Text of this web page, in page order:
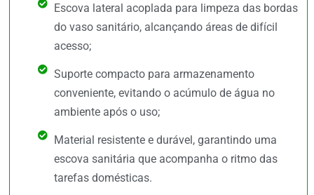
Escova lateral acoplada para limpeza das bordas
do vaso sanitário, alcançando áreas de difícil
acesso;
Suporte compacto para armazenamento
conveniente, evitando o acúmulo de água no
ambiente após o uso;
Material resistente e durável, garantindo uma
escova sanitária que acompanha o ritmo das
tarefas domésticas.